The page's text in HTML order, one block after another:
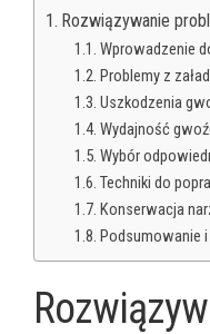
Rozwiązywanie
Wprowadzenie
Problemy z
Uszkodzenia
Wydajność
Wybór
Techniki do
Konserwacja
Podsumowanie